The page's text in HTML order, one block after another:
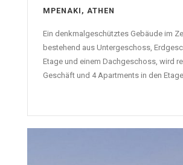
MPENAKI, ATHEN
Ein denkmalgeschütztes Gebäude im
bestehend aus Untergeschoss,
Etage und einem Dachgeschoss, wird
Geschäft und 4 Apartments in den